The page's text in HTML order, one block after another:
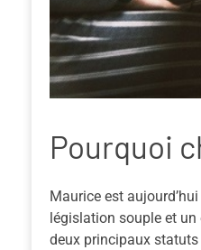
Pourquoi
Maurice est
législation souple et
deux principaux